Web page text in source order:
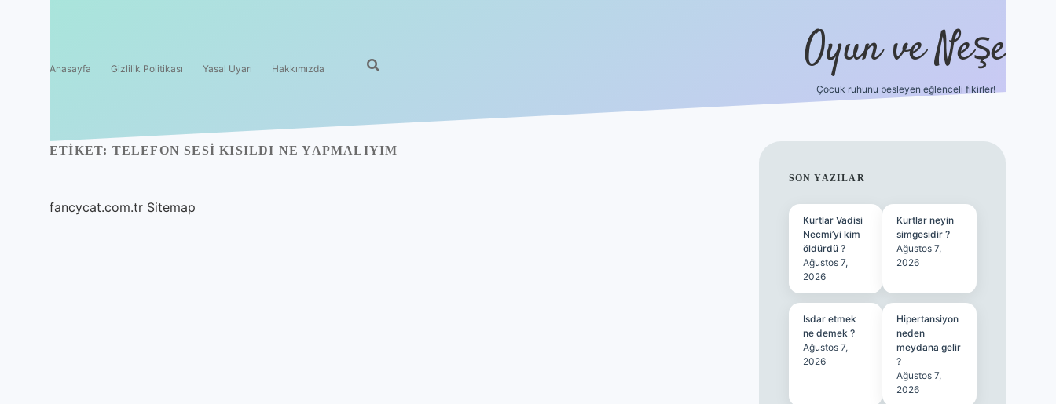
Anasayfa Gizlilik Politikası Yasal Uyarı Hakkımızda Oyun ve Neşe
Çocuk ruhunu besleyen eğlenceli fikirler!
ETIKET: TELEFON SESI KISILDI NE YAPMALIYIM
fancycat.com.tr Sitemap
SIDEBAR
SON YAZILAR
Kurtlar Vadisi
Necmi’yi kim
öldürdü ?
Ağustos 7,
2026
Kurtlar neyin
simgesidir ?
Ağustos 7,
2026
Isdar etmek
ne demek ?
Ağustos 7,
2026
Hipertansiyon
neden
meydana gelir
?
Ağustos 7,
2026
betci ilbet yeni